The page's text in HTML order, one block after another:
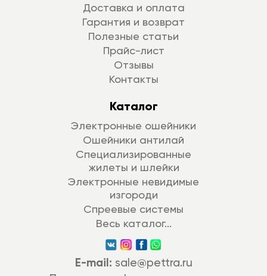
Доставка и оплата
Гарантия и возврат
Полезные статьи
Прайс-лист
Отзывы
Контакты
Каталог
Электронные ошейники
Ошейники антилай
Специализированные
жилеты и шлейки
Электронные невидимые
изгороди
Спреевые системы
Весь каталог...
E-mail: sale@pettra.ru